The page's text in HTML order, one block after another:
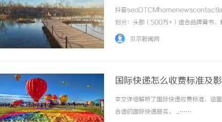
抖音
划分：头部（500万+）适合品牌背书
价：头部单条视频10万起，腰部1-5万
贝尔新闻网
国际快递怎么收费标准及
本文详细解析了国际快递收费标准，涵
合适的国际快递服务。 ...……